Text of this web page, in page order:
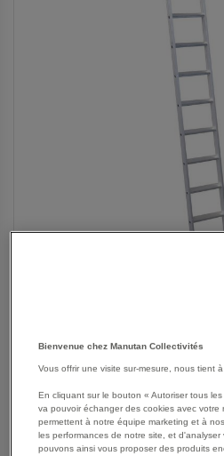
BEGINNING
IMAGES
GALLERY
Échelle simple robuste en
Marches aluminium profondes,
Liaison montant/marche par
Voir le descriptif complet
Bienvenue chez Manutan Collectivités
Vous offrir une visite sur-mesure, nous tient
En cliquant sur le bouton « Autoriser tous
va pouvoir échanger des cookies avec votre
permettent à notre équipe marketing et à
les performances de notre site, et
pouvons ainsi vous proposer des produits